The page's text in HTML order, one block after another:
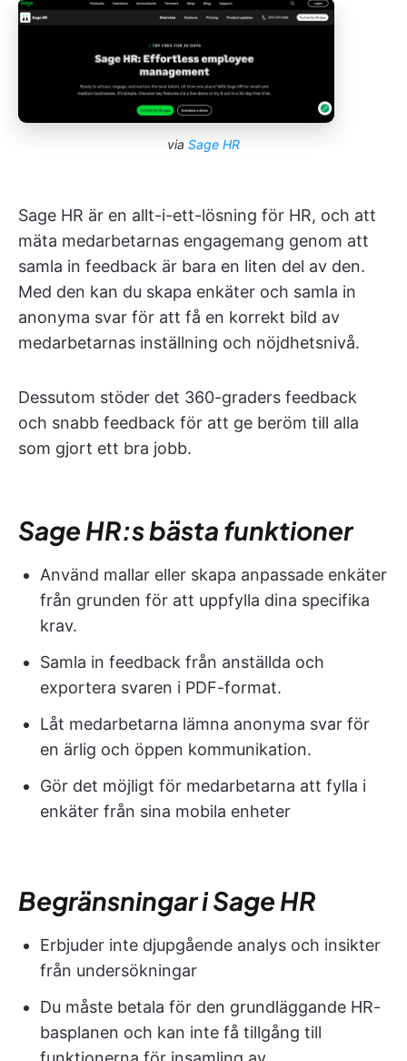
via Sage HR
Sage HR är en allt-i-ett-lösning för HR, och att
mäta medarbetarnas engagemang genom att
samla in feedback är bara en liten del av den.
Med den kan du skapa enkäter och samla in
anonyma svar för att få en korrekt bild av
medarbetarnas inställning och nöjdhetsnivå.
Dessutom stöder det 360-graders feedback
och snabb feedback för att ge beröm till alla
som gjort ett bra jobb.
Sage HR:s bästa funktioner
Använd mallar eller skapa anpassade enkäter
från grunden för att uppfylla dina specifika
krav.
Samla in feedback från anställda och
exportera svaren i PDF-format.
Låt medarbetarna lämna anonyma svar för
en ärlig och öppen kommunikation.
Gör det möjligt för medarbetarna att fylla i
enkäter från sina mobila enheter
Begränsningar i Sage HR
Erbjuder inte djupgående analys och insikter
från undersökningar
Du måste betala för den grundläggande HR-
basplanen och kan inte få tillgång till